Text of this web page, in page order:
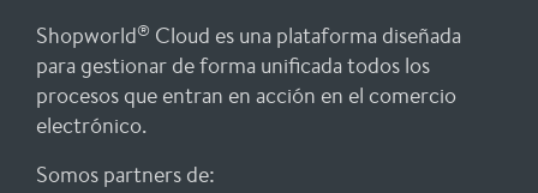
Shopworld® Cloud es una plataforma diseñada
para gestionar de forma unificada todos los
procesos que entran en acción en el comercio
electrónico.
Somos partners de: